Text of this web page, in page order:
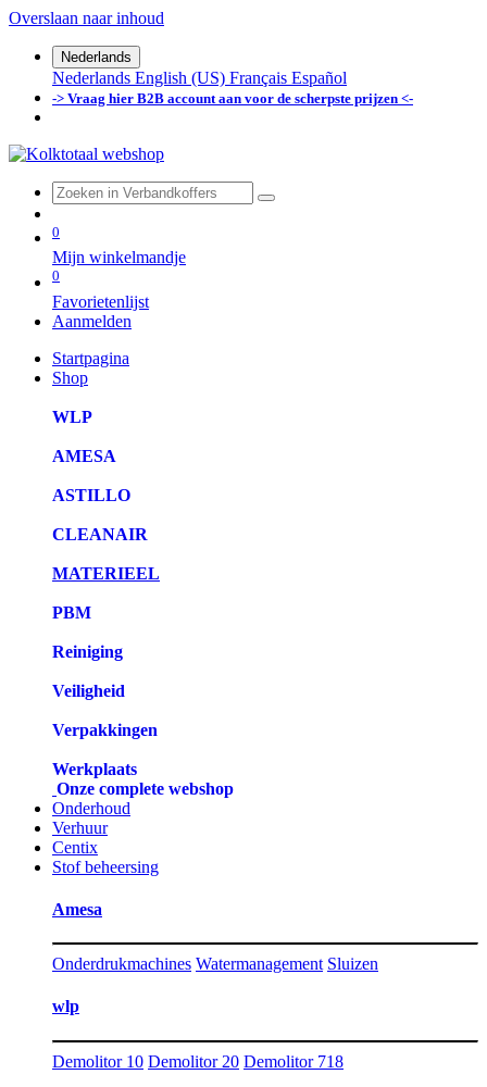
Overslaan naar inhoud
Nederlands
Nederlands English (US) Français Español
-> Vraag hier B2B account aan voor de scherpste prijzen <-
0
Mijn winkelmandje
0
Favorietenlijst
Aanmelden
Startpagina
Shop
WLP
AMESA
ASTILLO
CLEANAIR
MATERIEEL
PBM
Reiniging
Veiligheid
Verpakkingen
Werkplaats
Onze complete webshop
Onderhoud
Verhuur
Centix
Stof beheersing
Amesa
Onderdrukmachines Watermanagement Sluizen
wlp
Demolitor 10 Demolitor 20 Demolitor 718